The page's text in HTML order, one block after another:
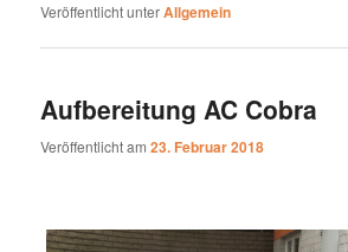
Veröffentlicht unterAllgemein
Aufbereitung AC Cobra
Veröffentlicht am23. Februar 2018